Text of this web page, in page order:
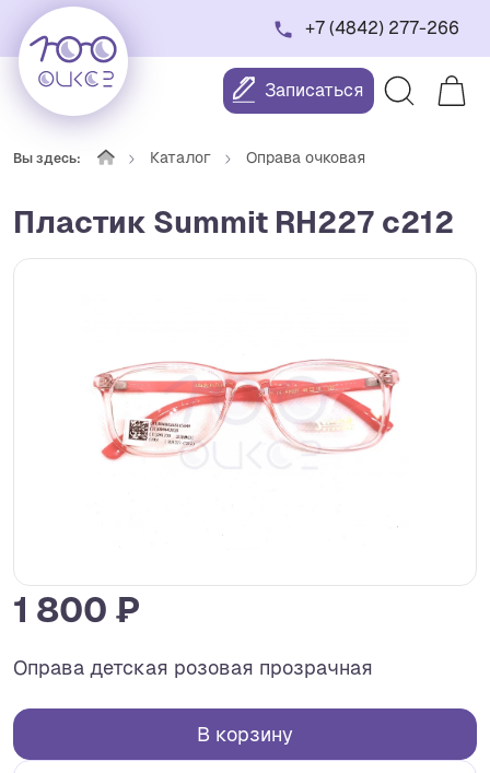
+7 (4842) 277-266
Записаться
Вы здесь: Каталог Оправа очковая
Пластик Summit RH227 c212
1 800 ₽
Оправа детская розовая прозрачная
В корзину